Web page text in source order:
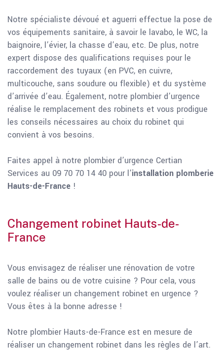
Notre spécialiste dévoué et aguerri effectue la pose de
vos équipements sanitaire, à savoir le lavabo, le WC, la
baignoire, l’évier, la chasse d’eau, etc. De plus, notre
expert dispose des qualifications requises pour le
raccordement des tuyaux (en PVC, en cuivre,
multicouche, sans soudure ou flexible) et du système
d’arrivée d’eau. Également, notre plombier d’urgence
réalise le remplacement des robinets et vous prodigue
les conseils nécessaires au choix du robinet qui
convient à vos besoins.
Faites appel à notre plombier d’urgence Certian
Services au 09 70 70 14 40 pour l’installation plomberie
Hauts-de-France !
Changement robinet Hauts-de-
France
Vous envisagez de réaliser une rénovation de votre
salle de bains ou de votre cuisine ? Pour cela, vous
voulez réaliser un changement robinet en urgence ?
Vous êtes à la bonne adresse !
Notre plombier Hauts-de-France est en mesure de
réaliser un changement robinet dans les règles de l’art.